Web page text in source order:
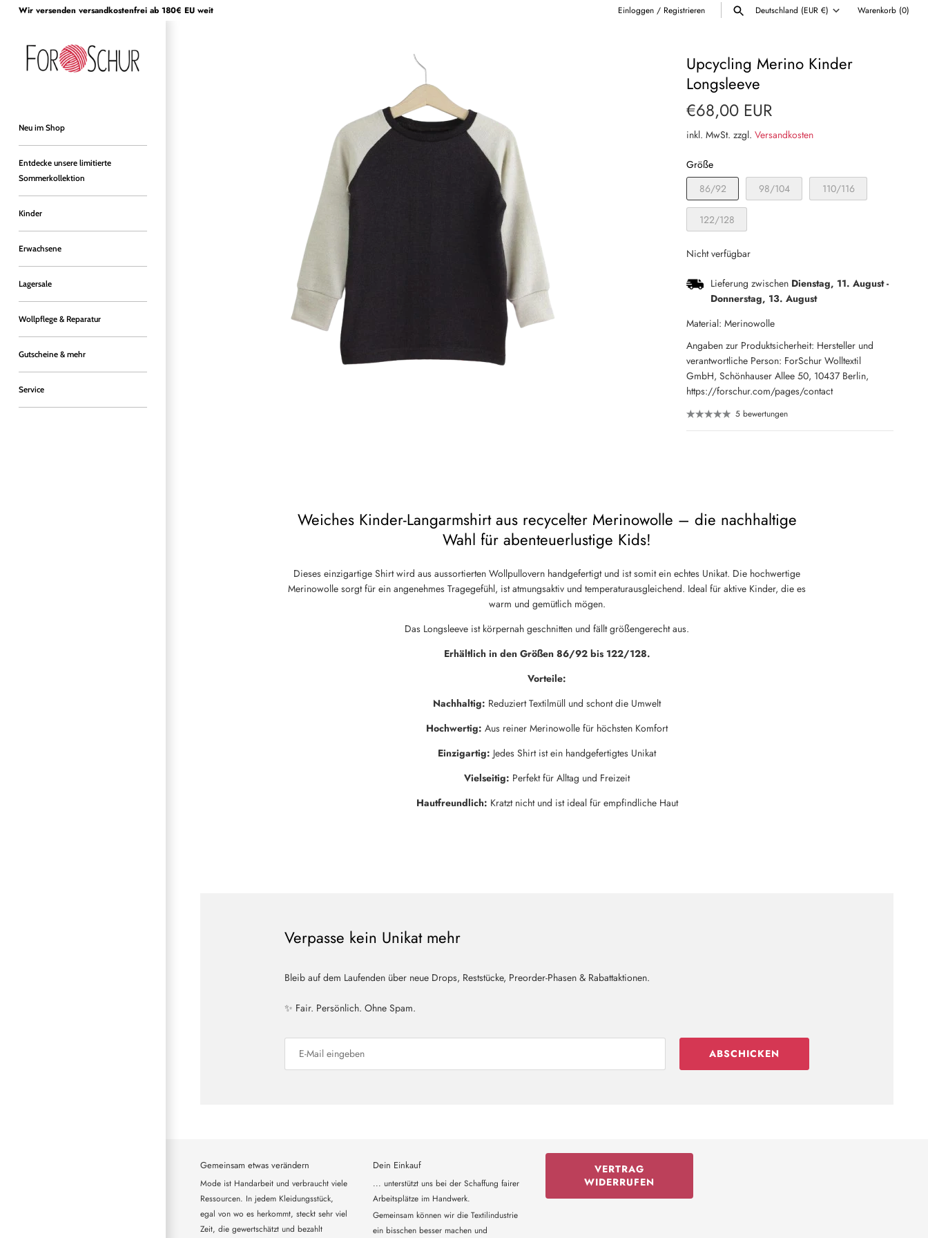
DirektWir versenden versandkostenfrei ab 180€ EU weit Einloggen / Registrieren Währung
Deutschland (EUR €) Warenkorb (0)
Neu im Shop
Entdecke unsere limitierte
Sommerkollektion
Kinder
Erwachsene
Lagersale
Wollpflege & Reparatur
Gutscheine & mehr
Service
Upcycling Merino Kinder
Longsleeve
€68,00 EUR
inkl. MwSt. zzgl. Versandkosten
Größe
86/92
98/104 110/116
122/128
Nicht verfügbar
Lieferung zwischen Dienstag, 11. August-
Donnerstag, 13. August
Material: Merinowolle
Angaben zur Produktsicherheit: Hersteller und
verantwortliche Person: ForSchur Wolltextil
GmbH, Schönhauser Allee 50, 10437 Berlin,
https://forschur.com/pages/contact
5 bewertungen
Weiches Kinder-Langarmshirt aus recycelter Merinowolle – die nachhaltige
Wahl für abenteuerlustige Kids!
Dieses einzigartige Shirt wird aus aussortierten Wollpullovern handgefertigt und ist somit ein echtes Unikat. Die hochwertige
Merinowolle sorgt für ein angenehmes Tragegefühl, ist atmungsaktiv und temperaturausgleichend. Ideal für aktive Kinder, die es
warm und gemütlich mögen.
Das Longsleeve ist körpernah geschnitten und fällt größengerecht aus.
Erhältlich in den Größen 86/92 bis 122/128.
Vorteile:
Nachhaltig: Reduziert Textilmüll und schont die Umwelt
Hochwertig: Aus reiner Merinowolle für höchsten Komfort
Einzigartig: Jedes Shirt ist ein handgefertigtes Unikat
Vielseitig: Perfekt für Alltag und Freizeit
Hautfreundlich: Kratzt nicht und ist ideal für empfindliche Haut
Verpasse kein Unikat mehr
Bleib auf dem Laufenden über neue Drops, Reststücke, Preorder-Phasen & Rabattaktionen.
✨ Fair. Persönlich. Ohne Spam.
ABSCHICKEN
Gemeinsam etwas verändern
Mode ist Handarbeit und verbraucht viele
Ressourcen. In jedem Kleidungsstück,
egal von wo es herkommt, steckt sehr viel
Zeit, die gewertschätzt und bezahlt
Dein Einkauf
... unterstützt uns bei der Schaffung fairer
Arbeitsplätze im Handwerk.
Gemeinsam können wir die Textilindustrie
ein bisschen besser machen und
VERTRAG
WIDERRUFEN